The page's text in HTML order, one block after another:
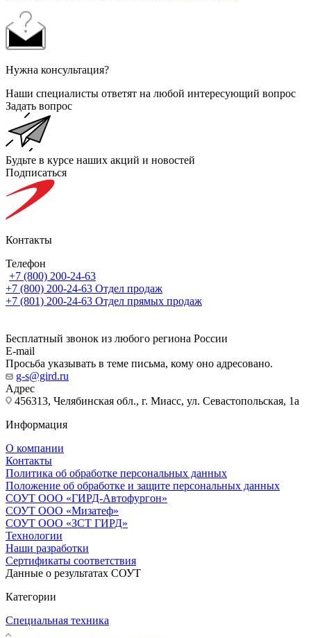
Нужна консультация?
Наши специалисты ответят на любой интересующий вопрос
Задать вопрос
Будьте в курсе наших акций и новостей
Подписаться
Контакты
Телефон
+7 (800) 200-24-63
+7 (800) 200-24-63 Отдел продаж
+7 (801) 200-24-63 Отдел прямых продаж
Бесплатный звонок из любого региона России
E-mail
Просьба указывать в теме письма, кому оно адресовано.
g-s@gird.ru
Адрес
456313, Челябинская обл., г. Миасс, ул. Севастопольская, 1а
Информация
О компании
Контакты
Политика об обработке персональных данных
Положение об обработке и защите персональных данных
СОУТ ООО «ГИРД-Автофургон»
СОУТ ООО «Мизатеф»
СОУТ ООО «ЗСТ ГИРД»
Технологии
Наши разработки
Сертификаты соответствия
Данные о результатах СОУТ
Категории
Специальная техника